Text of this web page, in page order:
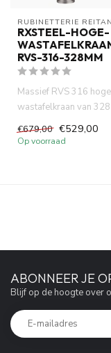
RUBINETTERIE
RXSTEEL-HOGE-
RVS-316-328MM
Massief RVS 316 hoge
wastafelkraan van
Ideaal voor
Met c...
€679,00 €529,00
Op voorraad
ABONNEER JE
Blijf op de hoogte over